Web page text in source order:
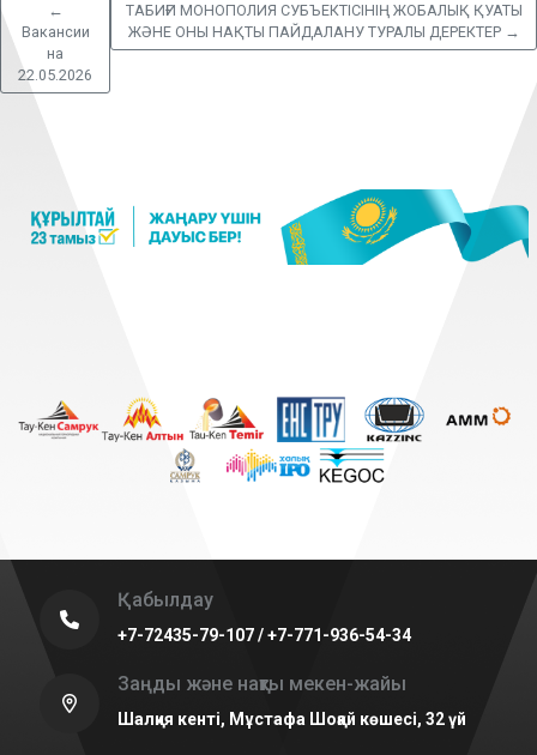
←
Вакансии
на
22.05.2026
ТАБИҒИ МОНОПОЛИЯ СУБЪЕКТІСІНІҢ ЖОБАЛЫҚ ҚУАТЫ
ЖӘНЕ ОНЫ НАҚТЫ ПАЙДАЛАНУ ТУРАЛЫ ДЕРЕКТЕР →
Қабылдау
+7-72435-79-107 / +7-771-936-54-34
Заңды және нақты мекен-жайы
Шалқия кенті, Мұстафа Шоқай көшесі, 32 үй